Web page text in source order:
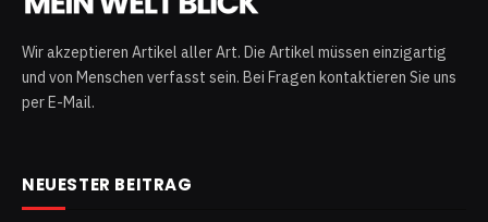
Wir akzeptieren Artikel aller Art. Die Artikel müssen einzigartig
und von Menschen verfasst sein. Bei Fragen kontaktieren Sie uns
per E-Mail.
NEUESTER BEITRAG